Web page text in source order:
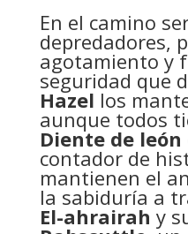
En el camino
depredadores,
agotamiento y
seguridad que
Hazel los
aunque todos
Diente de león
contador de
mantienen el
la sabiduría a
El-ahrairah y